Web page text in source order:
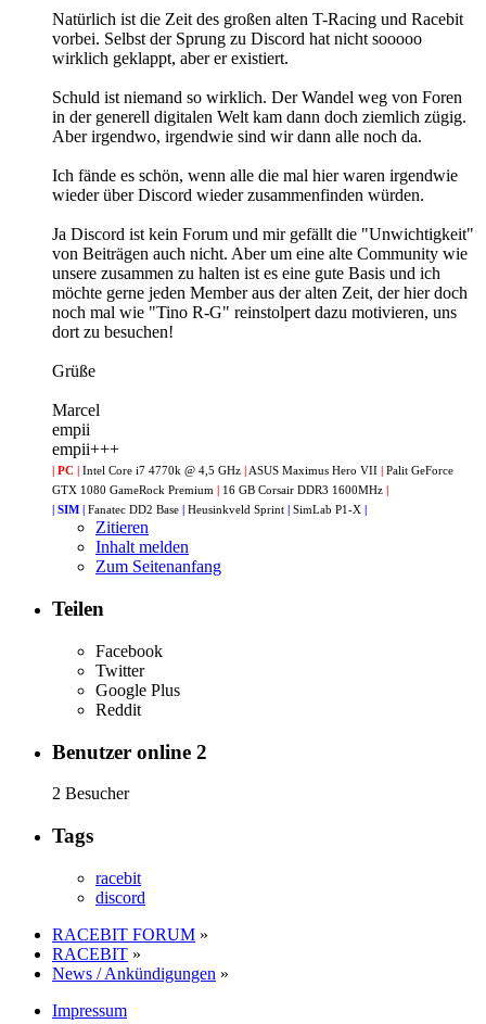
Natürlich ist die Zeit des großen alten T-Racing und Racebit
vorbei. Selbst der Sprung zu Discord hat nicht sooooo
wirklich geklappt, aber er existiert.
Schuld ist niemand so wirklich. Der Wandel weg von Foren
in der generell digitalen Welt kam dann doch ziemlich zügig.
Aber irgendwo, irgendwie sind wir dann alle noch da.
Ich fände es schön, wenn alle die mal hier waren irgendwie
wieder über Discord wieder zusammenfinden würden.
Ja Discord ist kein Forum und mir gefällt die "Unwichtigkeit"
von Beiträgen auch nicht. Aber um eine alte Community wie
unsere zusammen zu halten ist es eine gute Basis und ich
möchte gerne jeden Member aus der alten Zeit, der hier doch
noch mal wie "Tino R-G" reinstolpert dazu motivieren, uns
dort zu besuchen!
Grüße
Marcel
empii
empii+++
| PC | Intel Core i7 4770k @ 4,5 GHz ASUS Maximus Hero VII
Palit GeForce
GTX 1080 GameRock Premium
16 GB Corsair DDR3 1600MHz
| SIM |
Fanatec DD2 Base Heusinkveld Sprint SimLab P1-X
Zitieren
Inhalt melden
Zum Seitenanfang
Teilen
Facebook
Twitter
Google Plus
Reddit
Benutzer online 2
2 Besucher
Tags
racebit
discord
RACEBIT FORUM »
RACEBIT »
News / Ankündigungen »
Impressum